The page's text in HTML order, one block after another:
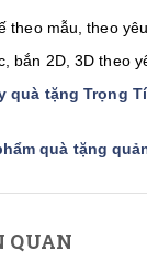
theo mẫu, theo
bắn 2D, 3D theo
quà tặng Trọng
quà tặng
QUAN